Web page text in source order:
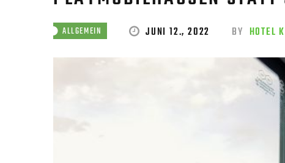
ALLGEMEIN JUNI 12., 2022 BY HOTEL